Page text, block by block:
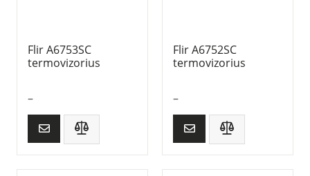
Flir A6753SC
termovizorius
–
Flir A6752SC
termovizorius
–